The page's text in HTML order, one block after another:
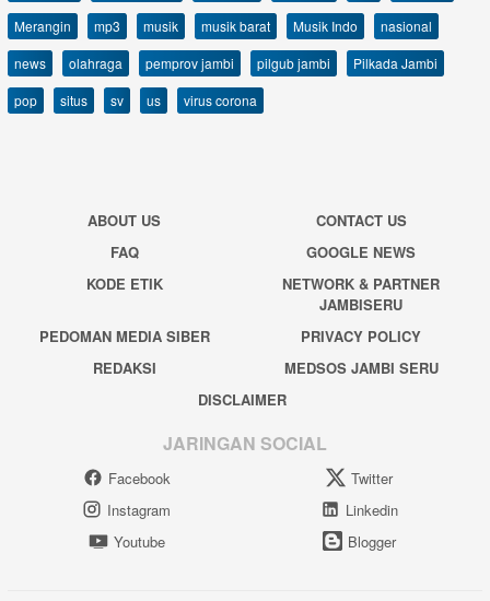
Merangin
mp3 musik musik barat Musik Indo
nasional
news
olahraga pemprov jambi pilgub jambi
Pilkada Jambi
pop
situs sv us virus corona
ABOUT US
CONTACT US
FAQ
GOOGLE NEWS
KODE ETIK
NETWORK & PARTNER
JAMBISERU
PEDOMAN MEDIA SIBER
PRIVACY POLICY
REDAKSI
MEDSOS JAMBI SERU
DISCLAIMER
JARINGAN SOCIAL
Facebook
Twitter
Instagram
Linkedin
Youtube
Blogger